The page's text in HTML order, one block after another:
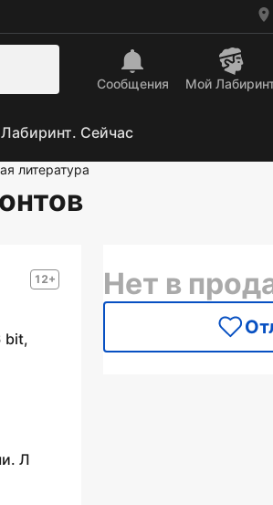
Сообщения Mой
Лабиринт. Сейчас
литература
12+
bit,
Л
Нет в